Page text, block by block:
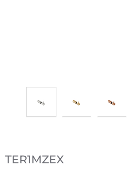
TER1MZEX